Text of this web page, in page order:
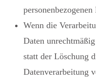
Wenn die
Daten
statt der Löschung
Datenverarbeitung